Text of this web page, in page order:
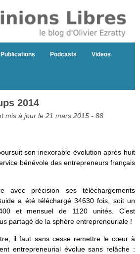
Publications Podcasts Videos
2014
mis à jour le 21 mars 2015 - 88
son inexorable évolution après huit
bénévole des entrepreneurs français
avec précision ses téléchargements
a été téléchargé 34630 fois, soit un
et mensuel de 1120 unités. C’est
partagé de la sphère entrepreneuriale !
il faut sans cesse remettre le cœur à
entrepreneurial évolue sans relâche :